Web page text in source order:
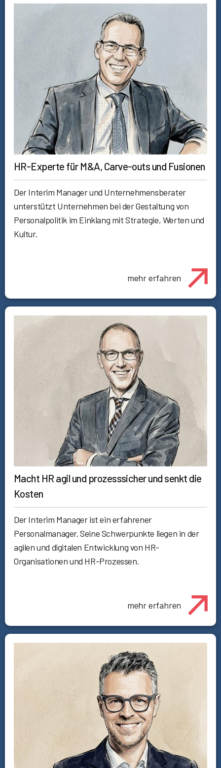
HR-Experte für M&A, Carve-outs und Fusionen
Der Interim Manager und Unternehmensberater
unterstützt Unternehmen bei der Gestaltung von
Personalpolitik im Einklang mit Strategie, Werten und
Kultur.
mehr erfahren
Macht HR agil und prozesssicher und senkt die
Kosten
Der Interim Manager ist ein erfahrener
Personalmanager. Seine Schwerpunkte liegen in der
agilen und digitalen Entwicklung von HR-
Organisationen und HR-Prozessen.
mehr erfahren